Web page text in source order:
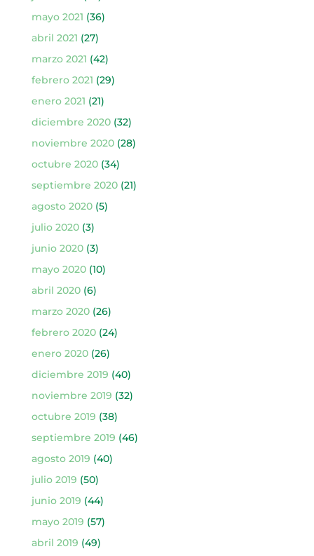
mayo 2021 (36)
abril 2021 (27)
marzo 2021 (42)
febrero 2021 (29)
enero 2021 (21)
diciembre 2020(32)
noviembre 2020(28)
octubre 2020(34)
septiembre 2020(21)
agosto 2020(5)
julio 2020(3)
junio 2020(3)
mayo 2020(10)
abril 2020(6)
marzo 2020(26)
febrero 2020(24)
enero 2020(26)
diciembre 2019 (40)
noviembre 2019 (32)
octubre 2019 (38)
septiembre 2019 (46)
agosto 2019 (40)
julio 2019 (50)
junio 2019 (44)
mayo 2019 (57)
abril 2019 (49)